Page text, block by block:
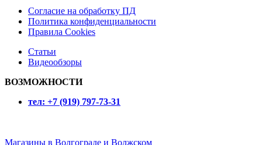
Согласие на обработку ПД
Политика конфиденциальности
Правила Cookies
Статьи
Видеообзоры
ВОЗМОЖНОСТИ
тел: +7 (919) 797-73-31
Магазины в Волгограде и Волжском